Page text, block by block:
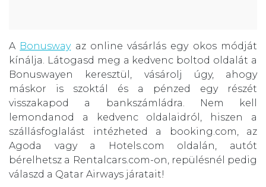
A Bonuswayaz online vásárlás egy okos módját
kínálja. Látogasd meg a kedvenc boltod oldalát a
Bonuswayen keresztül, vásárolj úgy, ahogy
máskor is szoktál és a pénzed egy részét
visszakapod a bankszámládra. Nem kell
lemondanod a kedvenc oldalaidról, hiszen a
szállásfoglalást intézheted a booking.com, az
Agoda vagy a Hotels.com oldalán, autót
bérelhetsz a Rentalcars.com-on, repülésnél pedig
válaszd a Qatar Airways járatait!